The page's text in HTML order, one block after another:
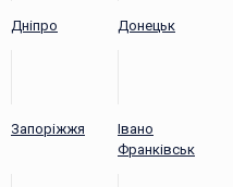
Дніпро Донецьк
Запоріжжя
Івано
Франківськ